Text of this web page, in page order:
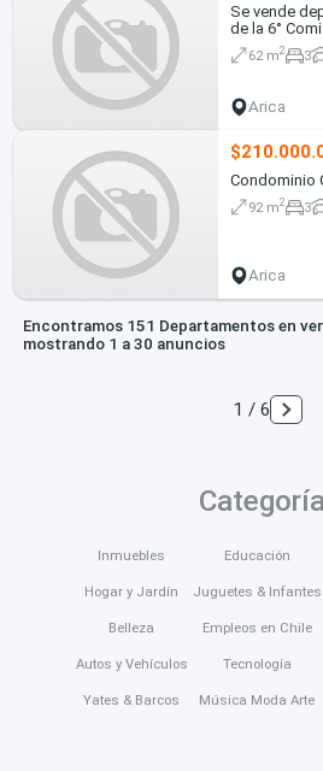
Se vende
de la 6°
62 m2 3
Arica
Condominio
92 m2 3
Arica
Encontramos 151 Departamentos en
mostrando 1 a 30 anuncios
1 / 6
Inmuebles
Hogar y Jardín
Belleza
Autos y Vehículos
Yates & Barcos
Educación
Juguetes & Infantes
Empleos en Chile
Tecnología
Música Moda Arte